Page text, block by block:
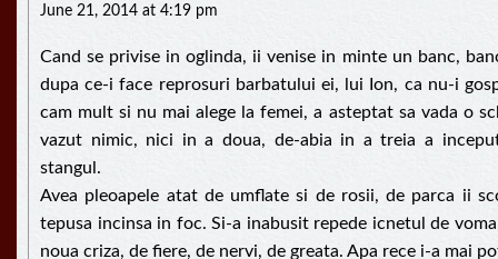
June 21, 2014 at 4:19 pm
Cand se privise in oglinda, ii venise in minte un banc,
dupa ce-i face reprosuri barbatului ei, lui Ion, ca nu-i
cam mult si nu mai alege la femei, a asteptat sa vada o
vazut nimic, nici in a doua, de-abia in a treia a
stangul.
Avea pleoapele atat de umflate si de rosii, de parca ii
tepusa incinsa in foc. Si-a inabusit repede icnetul de
noua criza, de fiere, de nervi, de greata. Apa rece i-a mai